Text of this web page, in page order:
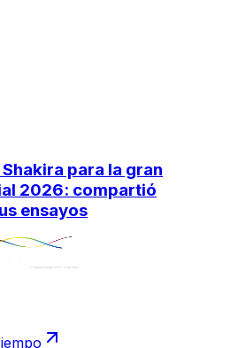
para la gran
2026: compartió
ensayos